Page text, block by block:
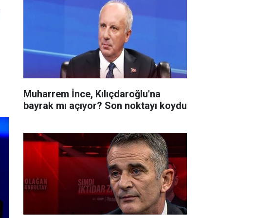
Muharrem İnce, Kılıçdaroğlu'na
bayrak mı açıyor? Son noktayı koydu